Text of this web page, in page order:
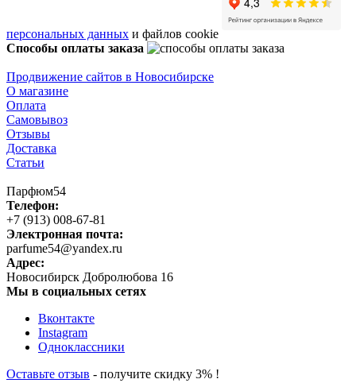
персональных данных и файлов cookie
Способы оплаты заказа
Продвижение сайтов в Новосибирске
О магазине
Оплата
Самовывоз
Отзывы
Доставка
Статьи
Парфюм54
Телефон:
+7 (913) 008-67-81
Электронная почта:
parfume54@yandex.ru
Адрес:
Новосибирск Добролюбова 16
Мы в социальных сетях
Вконтакте
Instagram
Одноклассники
Оставьте отзыв - получите скидку 3% !